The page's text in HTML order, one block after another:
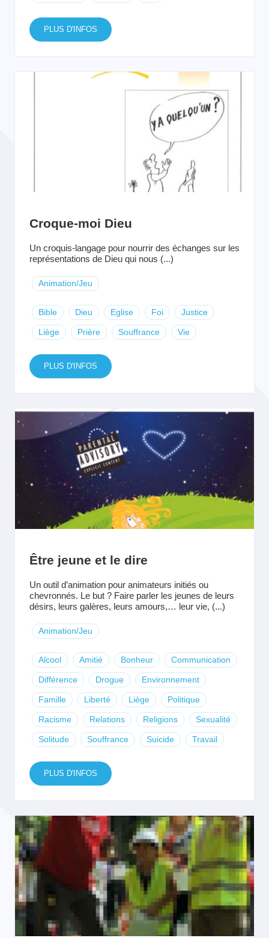
PLUS D'INFOS
Croque-moi Dieu
Un croquis-langage pour nourrir des échanges sur les
représentations de Dieu qui nous (...)
Animation/Jeu
Bible Dieu Eglise Foi Justice
Liège Prière Souffrance Vie
PLUS D'INFOS
Être jeune et le dire
Un outil d’animation pour animateurs initiés ou
chevronnés. Le but ? Faire parler les jeunes de leurs
désirs, leurs galères, leurs amours,… leur vie, (...)
Animation/Jeu
Alcool Amitié Bonheur Communication
Différence Drogue Environnement
Famille Liberté Liège Politique
Racisme Relations Religions Sexualité
Solitude Souffrance Suicide Travail
PLUS D'INFOS